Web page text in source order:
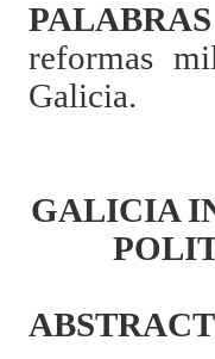
reformas
Galicia.
GALICIA
ABSTRACT